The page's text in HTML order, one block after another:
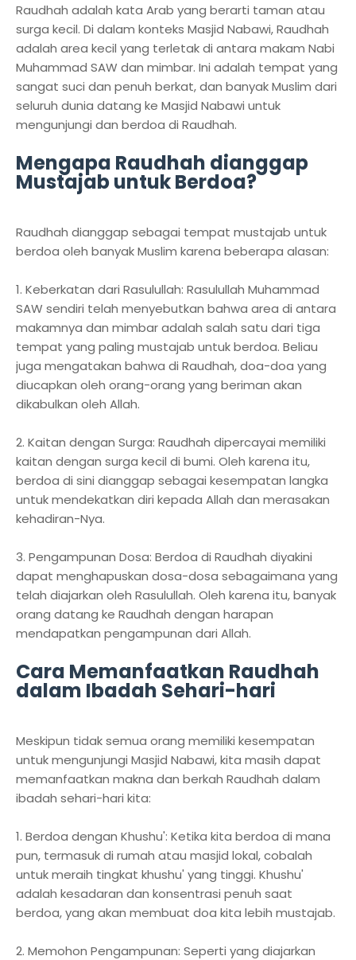
Raudhah adalah kata Arab yang berarti taman atau
surga kecil. Di dalam konteks Masjid Nabawi, Raudhah
adalah area kecil yang terletak di antara makam Nabi
Muhammad SAW dan mimbar. Ini adalah tempat yang
sangat suci dan penuh berkat, dan banyak Muslim dari
seluruh dunia datang ke Masjid Nabawi untuk
mengunjungi dan berdoa di Raudhah.
Mengapa Raudhah dianggap
Mustajab untuk Berdoa?
Raudhah dianggap sebagai tempat mustajab untuk
berdoa oleh banyak Muslim karena beberapa alasan:
1. Keberkatan dari Rasulullah: Rasulullah Muhammad
SAW sendiri telah menyebutkan bahwa area di antara
makamnya dan mimbar adalah salah satu dari tiga
tempat yang paling mustajab untuk berdoa. Beliau
juga mengatakan bahwa di Raudhah, doa-doa yang
diucapkan oleh orang-orang yang beriman akan
dikabulkan oleh Allah.
2. Kaitan dengan Surga: Raudhah dipercayai memiliki
kaitan dengan surga kecil di bumi. Oleh karena itu,
berdoa di sini dianggap sebagai kesempatan langka
untuk mendekatkan diri kepada Allah dan merasakan
kehadiran-Nya.
3. Pengampunan Dosa: Berdoa di Raudhah diyakini
dapat menghapuskan dosa-dosa sebagaimana yang
telah diajarkan oleh Rasulullah. Oleh karena itu, banyak
orang datang ke Raudhah dengan harapan
mendapatkan pengampunan dari Allah.
Cara Memanfaatkan Raudhah
dalam Ibadah Sehari-hari
Meskipun tidak semua orang memiliki kesempatan
untuk mengunjungi Masjid Nabawi, kita masih dapat
memanfaatkan makna dan berkah Raudhah dalam
ibadah sehari-hari kita:
1. Berdoa dengan Khushu': Ketika kita berdoa di mana
pun, termasuk di rumah atau masjid lokal, cobalah
untuk meraih tingkat khushu' yang tinggi. Khushu'
adalah kesadaran dan konsentrasi penuh saat
berdoa, yang akan membuat doa kita lebih mustajab.
2. Memohon Pengampunan: Seperti yang diajarkan